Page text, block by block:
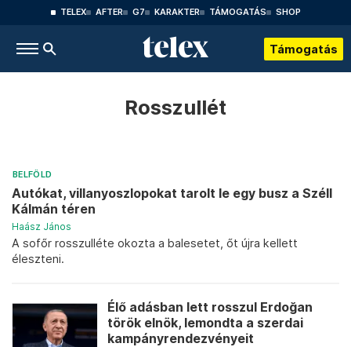
TELEX AFTER G7 KARAKTER TÁMOGATÁS SHOP
Támogatás
Rosszullét
BELFÖLD
Autókat, villanyoszlopokat tarolt le egy busz a Széll
Kálmán téren
Haász János
A sofőr rosszulléte okozta a balesetet, őt újra kellett
éleszteni.
Élő adásban lett rosszul Erdoğan
török elnök, lemondta a szerdai
kampányrendezvényeit